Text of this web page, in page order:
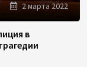
2 марта 2022
в